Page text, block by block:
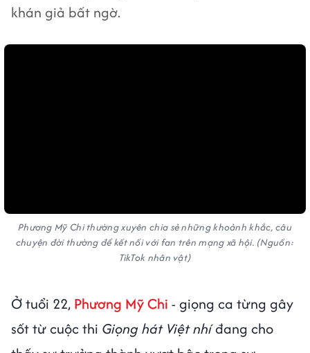
khán giả bất ngờ.
Phương Mỹ Chi thường xuyên chia sẻ những khoảnh khắc, câu
chuyện đời thường để kết nối với fan trên mạng xã hội. (Nguồn:
TikTok nhân vật)
Ở tuổi 22, Phương Mỹ Chi - giọng ca từng gây
sốt từ cuộc thi Giọng hát Việt nhíđang cho